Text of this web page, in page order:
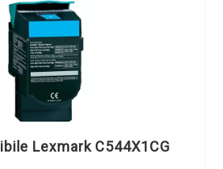
Lexmark C544X1CG